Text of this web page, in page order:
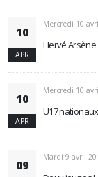
10
APR
Mercredi 10
Hervé Arsène
10
APR
Mercredi 10
U17
09
Mardi 9 avril